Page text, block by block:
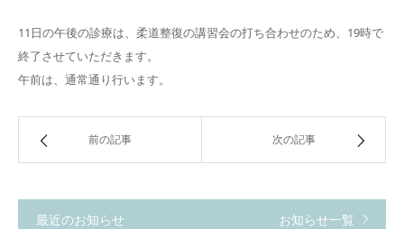
11日の午後の診療は、柔道整復の講習会の打ち合わせのため、19時で
終了させていただきます。
午前は、通常通り行います。
前の記事 次の記事
最近のお知らせ お知らせ一覧